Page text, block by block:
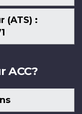
(ATS) :
ACC?